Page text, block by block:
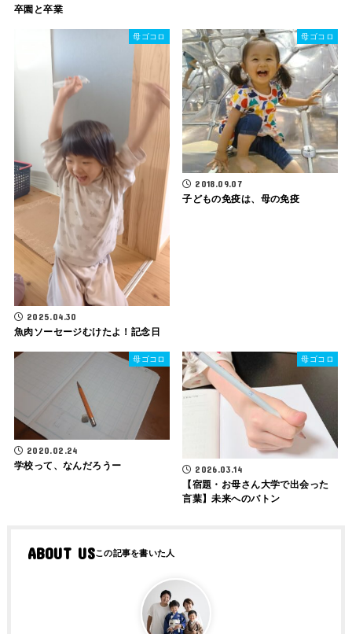
卒園と卒業
母ゴコロ
2025.04.30
魚肉ソーセージむけたよ！記念日
母ゴコロ
2018.09.07
子どもの免疫は、母の免疫
母ゴコロ
2020.02.24
学校って、なんだろうー
母ゴコロ
2026.03.14
【宿題・お母さん大学で出会った
言葉】未来へのバトン
ABOUT US